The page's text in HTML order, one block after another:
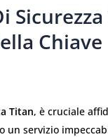
Chiave
Titan, è cruciale
un servizio